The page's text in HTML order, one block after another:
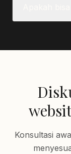
Konsultasi